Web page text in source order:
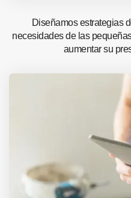
Diseñamos estrategias
necesidades de las
aumentar su